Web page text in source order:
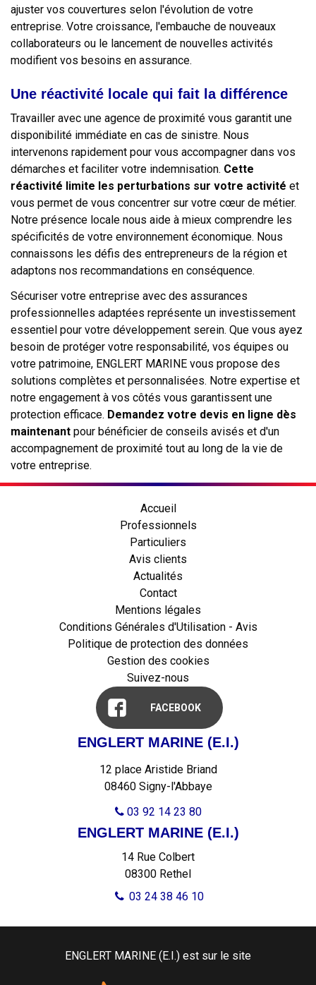
ajuster vos couvertures selon l'évolution de votre
entreprise. Votre croissance, l'embauche de nouveaux
collaborateurs ou le lancement de nouvelles activités
modifient vos besoins en assurance.
Une réactivité locale qui fait la différence
Travailler avec une agence de proximité vous garantit une
disponibilité immédiate en cas de sinistre. Nous
intervenons rapidement pour vous accompagner dans vos
démarches et faciliter votre indemnisation. Cette
réactivité limite les perturbations sur votre activité et
vous permet de vous concentrer sur votre cœur de métier.
Notre présence locale nous aide à mieux comprendre les
spécificités de votre environnement économique. Nous
connaissons les défis des entrepreneurs de la région et
adaptons nos recommandations en conséquence.
Sécuriser votre entreprise avec des assurances
professionnelles adaptées représente un investissement
essentiel pour votre développement serein. Que vous ayez
besoin de protéger votre responsabilité, vos équipes ou
votre patrimoine, ENGLERT MARINE vous propose des
solutions complètes et personnalisées. Notre expertise et
notre engagement à vos côtés vous garantissent une
protection efficace. Demandez votre devis en ligne dès
maintenant pour bénéficier de conseils avisés et d'un
accompagnement de proximité tout au long de la vie de
votre entreprise.
Accueil
Professionnels
Particuliers
Avis clients
Actualités
Contact
Mentions légales
Conditions Générales d'Utilisation - Avis
Politique de protection des données
Gestion des cookies
Suivez-nous
FACEBOOK
ENGLERT MARINE (E.I.)
12 place Aristide Briand
08460 Signy-l'Abbaye
03 92 14 23 80
ENGLERT MARINE (E.I.)
14 Rue Colbert
08300 Rethel
03 24 38 46 10
ENGLERT MARINE (E.I.) est sur le site